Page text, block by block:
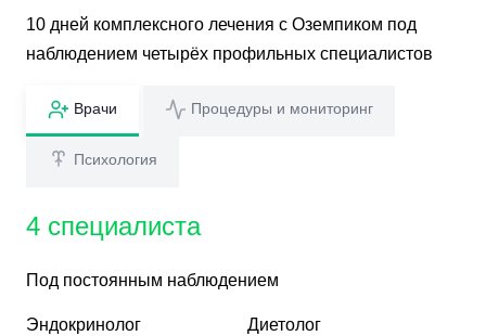
10 дней комплексного лечения с Оземпиком под
наблюдением четырёх профильных специалистов
Врачи Процедуры и мониторинг
Психология
4 специалиста
Под постоянным наблюдением
Эндокринолог
Диетолог